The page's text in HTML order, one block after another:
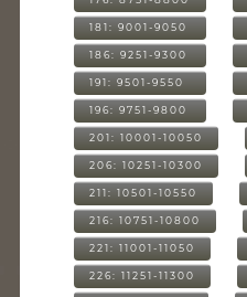
181: 9001-9050
186: 9251-9300
191: 9501-9550
196: 9751-9800
201: 10001-10050
206: 10251-10300
211: 10501-10550
216: 10751-10800
221: 11001-11050
226: 11251-11300